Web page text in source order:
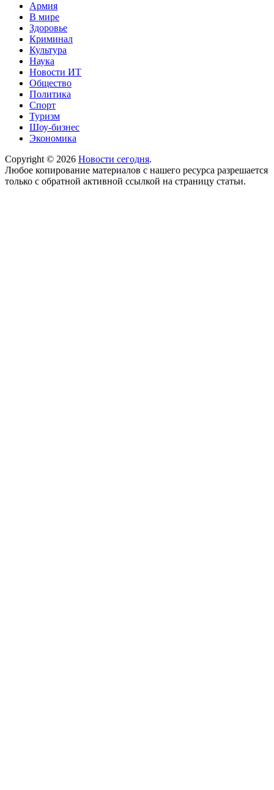
Армия
В мире
Здоровье
Криминал
Культура
Наука
Новости ИТ
Общество
Политика
Спорт
Туризм
Шоу-бизнес
Экономика
Copyright © 2026 Новости сегодня.
Любое копирование материалов с нашего ресурса разрешается
только с обратной активной ссылкой на страницу статьи.